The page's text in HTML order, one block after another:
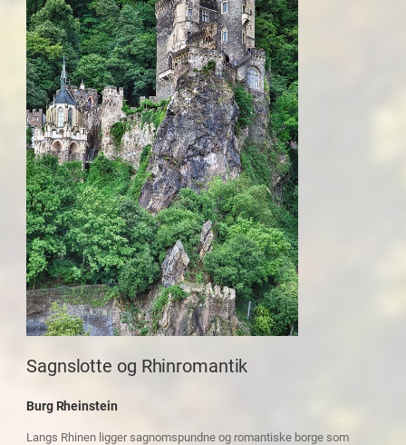
Sagnslotte og Rhinromantik
Burg Rheinstein
Langs Rhinen ligger sagnomspundne og romantiske borge som